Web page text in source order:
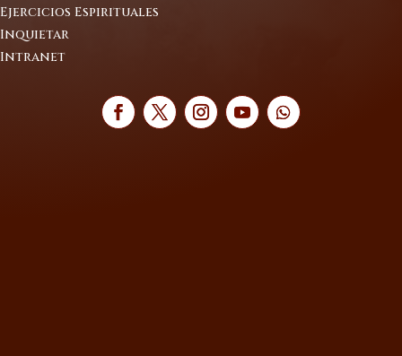
Ejercicios Espirituales
Inquietar
Intranet